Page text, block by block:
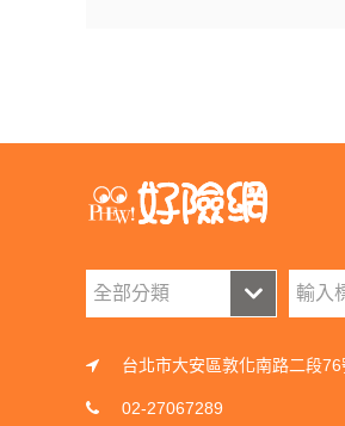
台北市大安區敦化南路二段
02-27067289